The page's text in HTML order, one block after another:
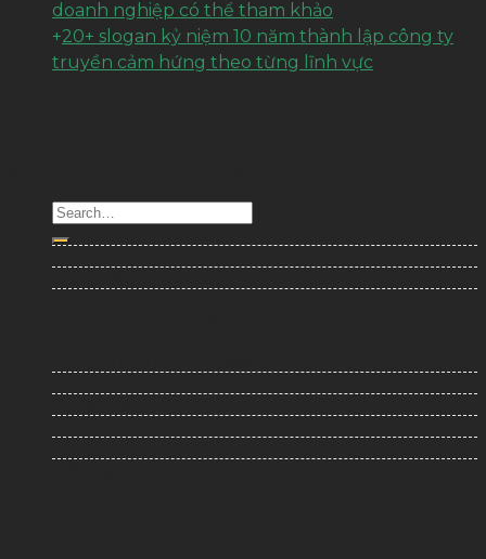
doanh nghiệp có thể tham khảo
+20+ slogan kỷ niệm 10 năm thành lập công ty
truyền cảm hứng theo từng lĩnh vực